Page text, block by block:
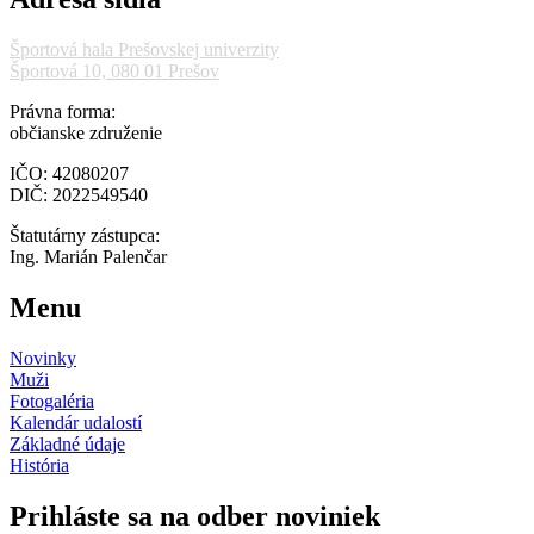
Športová hala Prešovskej univerzity
Športová 10, 080 01 Prešov
Právna forma:
občianske združenie
IČO: 42080207
DIČ: 2022549540
Štatutárny zástupca:
Ing. Marián Palenčar
Menu
Novinky
Muži
Fotogaléria
Kalendár udalostí
Základné údaje
História
Prihláste sa na odber noviniek